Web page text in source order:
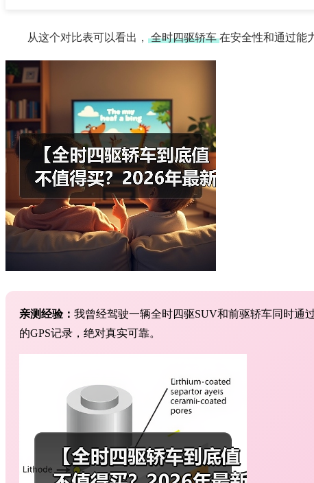
从这个对比表可以看出， 全时四驱轿车 在安全性和通过能
亲测经验： 我曾经驾驶一辆全时四驱SUV和前驱轿车同时通
的GPS记录，绝对真实可靠。